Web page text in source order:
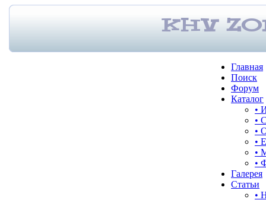
Главная
Поиск
Форум
Каталог
•
•
•
•
•
•
Галерея
Статьи
•